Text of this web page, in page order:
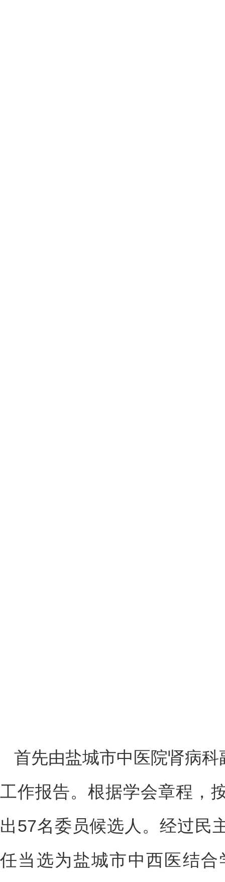
首先由盐城市中医院肾病
工作报告。根据学会章程，
出57名委员候选人。经过民
任当选为盐城市中西医结